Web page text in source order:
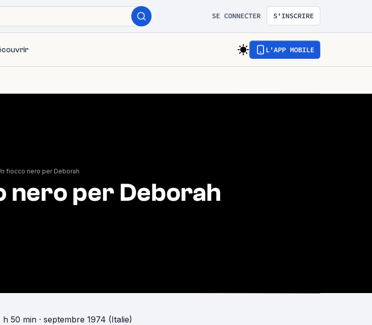
SE CONNECTER S'INSCRIRE
L'APP MOBILE
fiocco nero per Deborah
nero per Deborah
h 50 min · septembre 1974 (Italie)